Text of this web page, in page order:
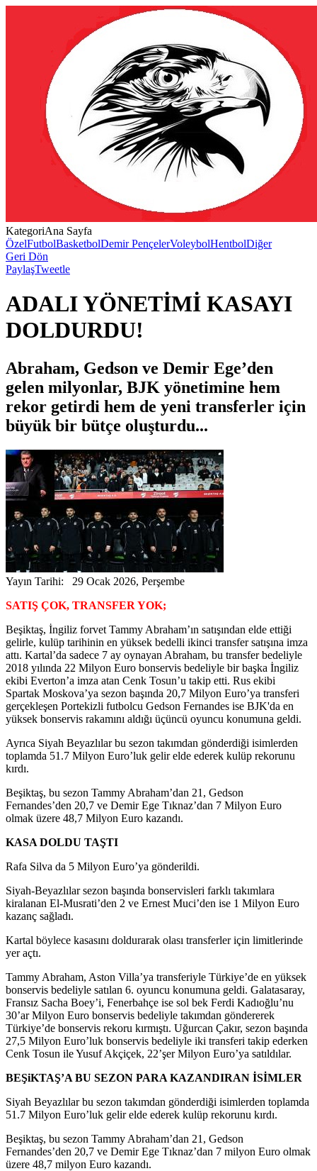
KategoriAna Sayfa
ÖzelFutbolBasketbolDemir PençelerVoleybolHentbolDiğer
Geri Dön
PaylaşTweetle
ADALI YÖNETİMİ KASAYI
DOLDURDU!
Abraham, Gedson ve Demir Ege’den
gelen milyonlar, BJK yönetimine hem
rekor getirdi hem de yeni transferler için
büyük bir bütçe oluşturdu...
Yayın Tarihi: 29 Ocak 2026, Perşembe
SATIŞ ÇOK, TRANSFER YOK;
Beşiktaş, İngiliz forvet Tammy Abraham’ın satışından elde ettiği
gelirle, kulüp tarihinin en yüksek bedelli ikinci transfer satışına imza
attı. Kartal’da sadece 7 ay oynayan Abraham, bu transfer bedeliyle
2018 yılında 22 Milyon Euro bonservis bedeliyle bir başka İngiliz
ekibi Everton’a imza atan Cenk Tosun’u takip etti. Rus ekibi
Spartak Moskova’ya sezon başında 20,7 Milyon Euro’ya transferi
gerçekleşen Portekizli futbolcu Gedson Fernandes ise BJK'da en
yüksek bonservis rakamını aldığı üçüncü oyuncu konumuna geldi.
Ayrıca Siyah Beyazlılar bu sezon takımdan gönderdiği isimlerden
toplamda 51.7 Milyon Euro’luk gelir elde ederek kulüp rekorunu
kırdı.
Beşiktaş, bu sezon Tammy Abraham’dan 21, Gedson
Fernandes’den 20,7 ve Demir Ege Tıknaz’dan 7 Milyon Euro
olmak üzere 48,7 Milyon Euro kazandı.
KASA DOLDU TAŞTI
Rafa Silva da 5 Milyon Euro’ya gönderildi.
Siyah-Beyazlılar sezon başında bonservisleri farklı takımlara
kiralanan El-Musrati’den 2 ve Ernest Muci’den ise 1 Milyon Euro
kazanç sağladı.
Kartal böylece kasasını doldurarak olası transferler için limitlerinde
yer açtı.
Tammy Abraham, Aston Villa’ya transferiyle Türkiye’de en yüksek
bonservis bedeliyle satılan 6. oyuncu konumuna geldi. Galatasaray,
Fransız Sacha Boey’i, Fenerbahçe ise sol bek Ferdi Kadıoğlu’nu
30’ar Milyon Euro bonservis bedeliyle takımdan göndererek
Türkiye’de bonservis rekoru kırmıştı. Uğurcan Çakır, sezon başında
27,5 Milyon Euro’luk bonservis bedeliyle iki transferi takip ederken
Cenk Tosun ile Yusuf Akçiçek, 22’şer Milyon Euro’ya satıldılar.
BEŞiKTAŞ’A BU SEZON PARA KAZANDIRAN İSİMLER
Siyah Beyazlılar bu sezon takımdan gönderdiği isimlerden toplamda
51.7 Milyon Euro’luk gelir elde ederek kulüp rekorunu kırdı.
Beşiktaş, bu sezon Tammy Abraham’dan 21, Gedson
Fernandes’den 20,7 ve Demir Ege Tıknaz’dan 7 milyon Euro olmak
üzere 48,7 milyon Euro kazandı.